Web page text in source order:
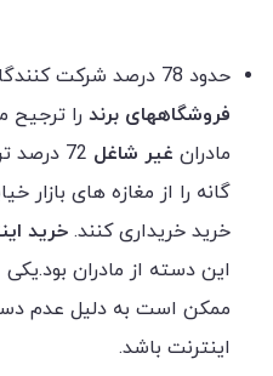
حدود 78 درصد شرکت کنندگان خرید از
فروشگاههای برند را ترجیح
مادران غیر شاغل
72
گانه را از مغازه های بازار
خرید خریداری کنند. خرید
این دسته از مادران
ممکن است به دلیل عدم
اینترنت باشد.